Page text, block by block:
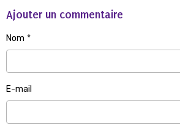
Ajouter un commentaire
Nom
E-mail